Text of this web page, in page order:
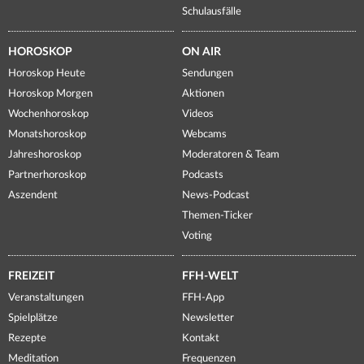
Schulausfälle
HOROSKOP
Horoskop Heute
Horoskop Morgen
Wochenhoroskop
Monatshoroskop
Jahreshoroskop
Partnerhoroskop
Aszendent
ON AIR
Sendungen
Aktionen
Videos
Webcams
Moderatoren & Team
Podcasts
News-Podcast
Themen-Ticker
Voting
FREIZEIT
Veranstaltungen
Spielplätze
Rezepte
Meditation
FFH-WELT
FFH-App
Newsletter
Kontakt
Frequenzen